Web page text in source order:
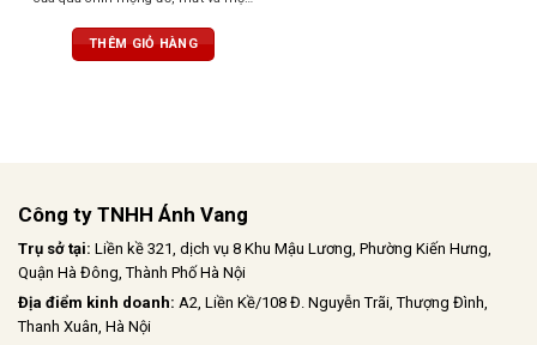
rượu tròn đầy, tannin mạnh mẽ,
cân bằng tuyệt vời
THÊM GIỎ HÀNG
Công ty TNHH Ánh Vang
Trụ sở tại: Liền kề 321, dịch vụ 8 Khu Mậu Lương, Phường Kiến Hưng,
Quận Hà Đông, Thành Phố Hà Nội
Địa điểm kinh doanh: A2, Liền Kề/108 Đ. Nguyễn Trãi, Thượng Đình,
Thanh Xuân, Hà Nội